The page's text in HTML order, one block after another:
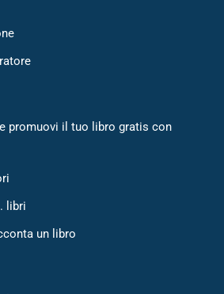
promuovi il tuo libro gratis con
libri
un libro